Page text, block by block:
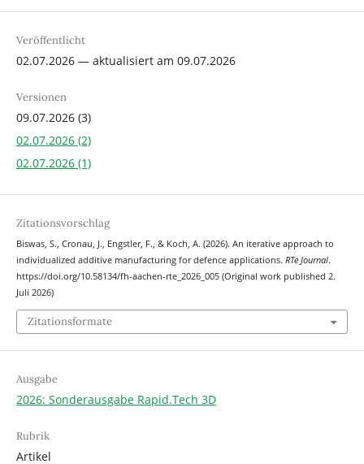
Veröffentlicht
02.07.2026 — aktualisiert am 09.07.2026
Versionen
09.07.2026 (3)
02.07.2026 (2)
02.07.2026 (1)
Zitationsvorschlag
Biswas, S., Cronau, J., Engstler, F., & Koch, A. (2026). An iterative approach to
individualized additive manufacturing for defence applications. RTe Journal.
https://doi.org/10.58134/fh-aachen-rte_2026_005 (Original work published 2.
Juli 2026)
Zitationsformate
Ausgabe
2026: Sonderausgabe Rapid.Tech 3D
Rubrik
Artikel